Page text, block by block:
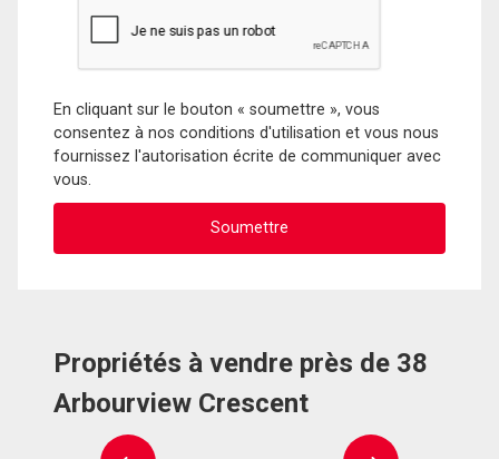
En cliquant sur le bouton « soumettre », vous
consentez à nos conditions d'utilisation et vous nous
fournissez l'autorisation écrite de communiquer avec
vous.
Propriétés à vendre près de 38
Arbourview Crescent